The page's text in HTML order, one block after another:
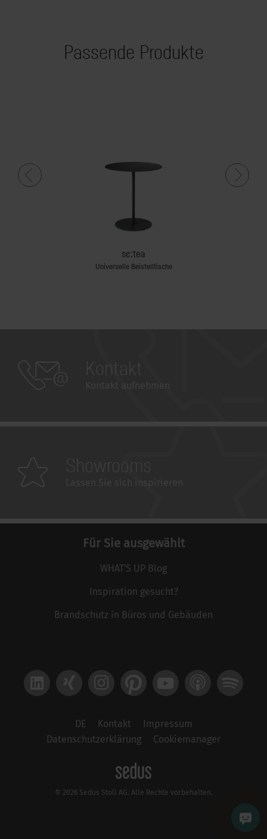
Passende Produkte
se:tea
Universelle Beistelltische
Für Sie ausgewählt
WHAT'S UP Blog
Inspiration gesucht?
Brandschutz in Büros und Gebäuden
© 2026 Sedus Stoll AG. Alle Rechte vorbehalten.
DE Kontakt
Impressum
Datenschutzerklärung
Cookiemanager
Pinterest